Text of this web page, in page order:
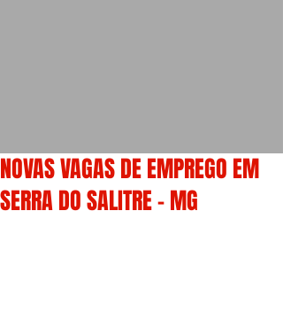
NOVAS VAGAS DE EMPREGO EM
SERRA DO SALITRE - MG